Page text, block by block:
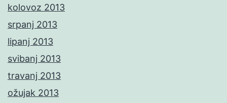
kolovoz 2013
srpanj 2013
lipanj 2013
svibanj 2013
travanj 2013
ožujak 2013